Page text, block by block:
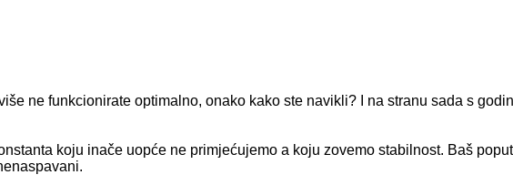
ne funkcionirate optimalno, onako kako ste navikli? I na stranu sada s
koju inače uopće ne primjećujemo a koju zovemo stabilnost. Baš